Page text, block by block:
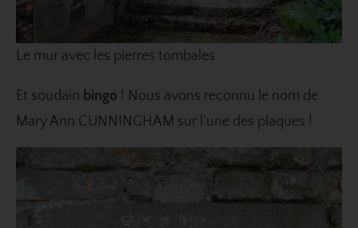
Le mur avec les pierres tombales
Et soudain bingo ! Nous avons reconnu le nom de
Mary Ann CUNNINGHAM sur l’une des plaques !